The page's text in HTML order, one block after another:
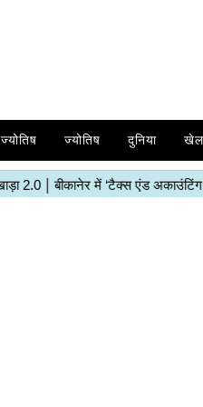
ज्योतिष ज्योतिष दुनिया खेल